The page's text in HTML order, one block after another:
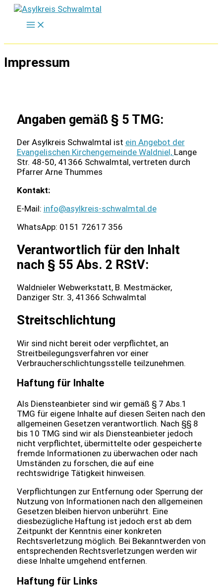
Zum
springen
Impressum
Angaben gemäß § 5 TMG:
Der Asylkreis Schwalmtal ist ein Angebot der
Evangelischen Kirchengemeinde Waldniel, Lange
Str. 48-50, 41366 Schwalmtal, vertreten durch
Pfarrer Arne Thummes
Kontakt:
E-Mail: info@asylkreis-schwalmtal.de
WhatsApp: 0151 72617 356
Verantwortlich für den Inhalt
nach § 55 Abs. 2 RStV:
Waldnieler Webwerkstatt, B. Mestmäcker,
Danziger Str. 3, 41366 Schwalmtal
Streitschlichtung
Wir sind nicht bereit oder verpflichtet, an
Streitbeilegungsverfahren vor einer
Verbraucherschlichtungsstelle teilzunehmen.
Haftung für Inhalte
Als Diensteanbieter sind wir gemäß § 7 Abs.1
TMG für eigene Inhalte auf diesen Seiten nach den
allgemeinen Gesetzen verantwortlich. Nach §§ 8
bis 10 TMG sind wir als Diensteanbieter jedoch
nicht verpflichtet, übermittelte oder gespeicherte
fremde Informationen zu überwachen oder nach
Umständen zu forschen, die auf eine
rechtswidrige Tätigkeit hinweisen.
Verpflichtungen zur Entfernung oder Sperrung der
Nutzung von Informationen nach den allgemeinen
Gesetzen bleiben hiervon unberührt. Eine
diesbezügliche Haftung ist jedoch erst ab dem
Zeitpunkt der Kenntnis einer konkreten
Rechtsverletzung möglich. Bei Bekanntwerden von
entsprechenden Rechtsverletzungen werden wir
diese Inhalte umgehend entfernen.
Haftung für Links